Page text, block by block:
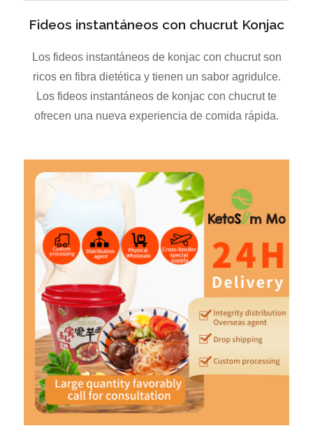
Fideos instantáneos con chucrut Konjac
Los fideos instantáneos de konjac con chucrut son
ricos en fibra dietética y tienen un sabor agridulce.
Los fideos instantáneos de konjac con chucrut te
ofrecen una nueva experiencia de comida rápida.